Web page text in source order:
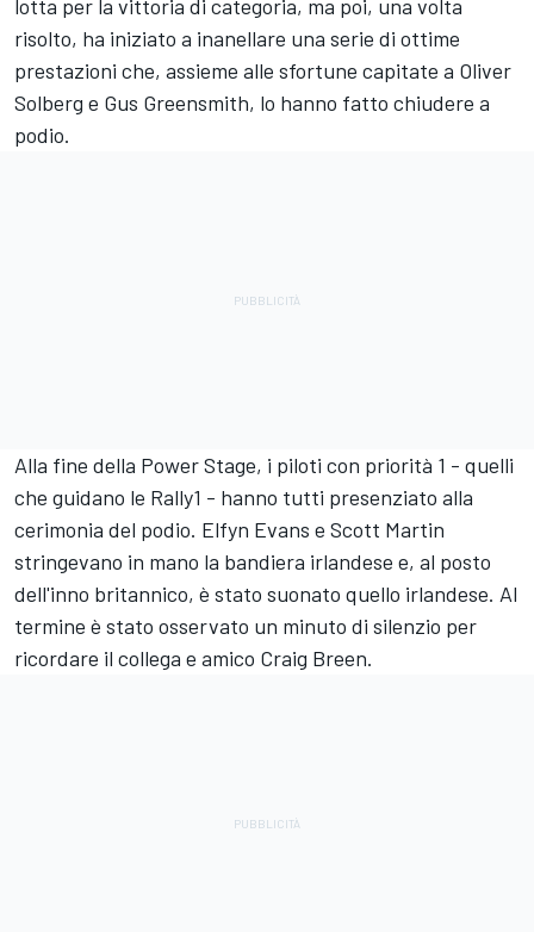
lotta per la vittoria di categoria, ma poi, una volta
risolto, ha iniziato a inanellare una serie di ottime
prestazioni che, assieme alle sfortune capitate a Oliver
Solberg e Gus Greensmith, lo hanno fatto chiudere a
podio.
Alla fine della Power Stage, i piloti con priorità 1 - quelli
che guidano le Rally1 - hanno tutti presenziato alla
cerimonia del podio. Elfyn Evans e Scott Martin
stringevano in mano la bandiera irlandese e, al posto
dell'inno britannico, è stato suonato quello irlandese. Al
termine è stato osservato un minuto di silenzio per
ricordare il collega e amico Craig Breen.